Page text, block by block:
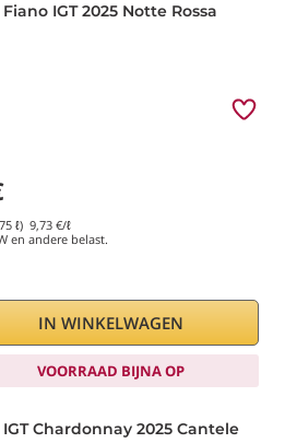
IGT 2025 Notte Rossa
ℓ) 9,73 €/ℓ
en andere belast.
IN WINKELWAGEN
VOORRAAD BIJNA OP
Chardonnay 2025 Cantele